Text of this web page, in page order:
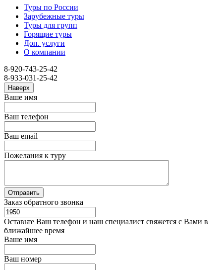
Туры по России
Зарубежные туры
Туры для групп
Горящие туры
Доп. услуги
О компании
8-920-743-25-42
8-933-031-25-42
Наверх
Ваше имя
Ваш телефон
Ваш email
Пожелания к туру
Заказ обратного звонка
Оставьте Ваш телефон и наш специалист свяжется с Вами в
ближайшее время
Ваше имя
Ваш номер